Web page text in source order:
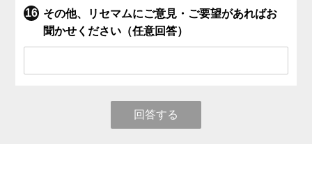
その他、リセマムにご意見・ご要望があればお
聞かせください（任意回答）
回答する